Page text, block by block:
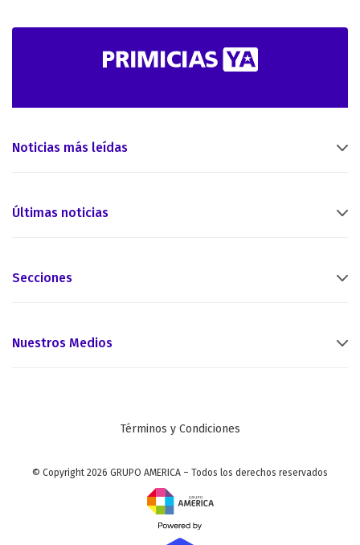
Noticias más leídas
Últimas noticias
Secciones
Nuestros Medios
Términos y Condiciones
© Copyright 2026 GRUPO AMERICA – Todos los derechos reservados